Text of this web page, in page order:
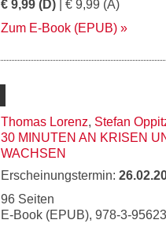
€ 9,99 (D) | € 9,99 (A)
Zum E-Book (EPUB)
Thomas Lorenz, Stefan
30 MINUTEN AN KRISEN
WACHSEN
Erscheinungstermin:
96 Seiten
E-Book (EPUB), 978-3-